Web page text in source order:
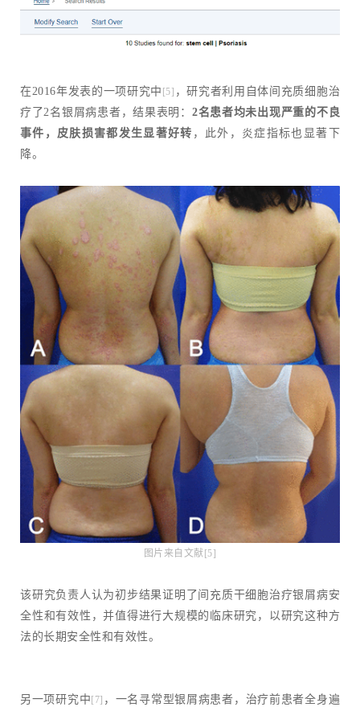
在2016年发表的一项研究中 [5] ，研究者利用自体间充质细胞治
疗了2名银屑病患者，结果表明： 2名患者均未出现严重的不良
事件，皮肤损害都发生显著好转 ，此外，炎症指标也显著下
降。
图片来自文献[5]
该研究负责人认为初步结果证明了间充质干细胞治疗银屑病安
全性和有效性，并值得进行大规模的临床研究，以研究这种方
法的长期安全性和有效性。
另一项研究中 [7] ，一名寻常型银屑病患者，治疗前患者全身遍